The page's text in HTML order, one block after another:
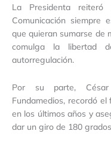
La Presidenta
Comunicación siempre
que quieran sumarse de
comulga la libertad
autorregulación.
Por su parte,
Fundamedios, recordó
en los últimos años y
dar un giro de 180